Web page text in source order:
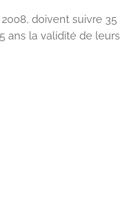
doivent suivre 35
ans la validité de leurs